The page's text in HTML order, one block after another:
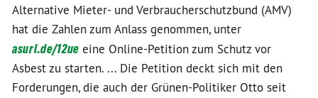
Alternative Mieter- und Verbraucherschutzbund (AMV)
hat die Zahlen zum Anlass genommen, unter
asurl.de/12ue eine Online-Petition zum Schutz vor
Asbest zu starten. ... Die Petition deckt sich mit den
Forderungen, die auch der Grünen-Politiker Otto seit